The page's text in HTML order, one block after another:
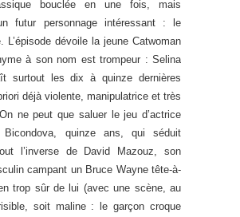
bouclée en une fois, mais
futur personnage intéressant : le
L’épisode dévoile la jeune Catwoman
à son nom est trompeur : Selina
surtout les dix à quinze dernières
déjà violente, manipulatrice et très
ne peut que saluer le jeu d’actrice
Bicondova, quinze ans, qui séduit
l’inverse de David Mazouz, son
campant un Bruce Wayne tête-à-
trop sûr de lui (avec une scène, au
soit maline : le garçon croque